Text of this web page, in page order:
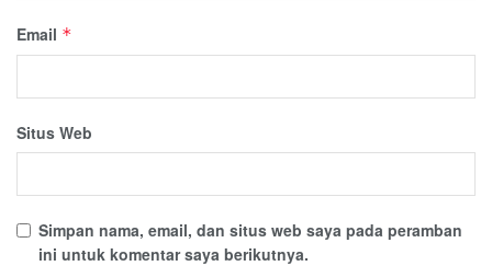
Email *
Situs Web
Simpan nama, email, dan situs web saya pada peramban
ini untuk komentar saya berikutnya.